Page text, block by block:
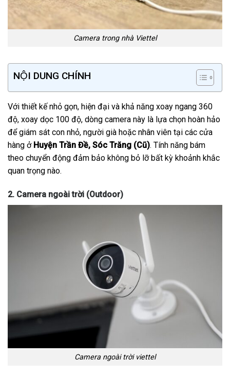
Camera trong nhà Viettel
NỘI DUNG CHÍNH
Với thiết kế nhỏ gọn, hiện đại và khả năng xoay ngang 360
độ, xoay dọc 100 độ, dòng camera này là lựa chọn hoàn hảo
để giám sát con nhỏ, người già hoặc nhân viên tại các cửa
hàng ở Huyện Trần Đề, Sóc Trăng (Cũ). Tính năng bám
theo chuyển động đảm bảo không bỏ lỡ bất kỳ khoảnh khắc
quan trọng nào.
2. Camera ngoài trời (Outdoor)
Camera ngoài trời viettel